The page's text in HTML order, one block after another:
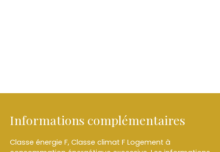
Informations complémentaires
Classe énergie F, Classe climat F Logement à